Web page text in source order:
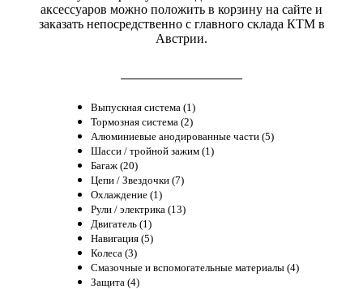
аксессуаров можно положить в корзину на сайте и
заказать непосредственно с главного склада КТМ в
Австрии.
Выпускная система (1)
Тормозная система (2)
Алюминиевые анодированные части (5)
Шасси / тройной зажим (1)
Багаж (20)
Цепи / Звездочки (7)
Охлаждение (1)
Рули / электрика (13)
Двигатель (1)
Навигация (5)
Колеса (3)
Смазочные и вспомогательные материалы (4)
Защита (4)